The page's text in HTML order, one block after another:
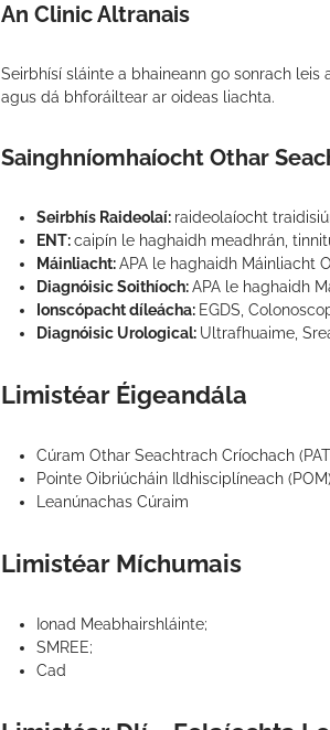
An Clinic Altranais
Seirbhísí sláinte a bhaineann go sonrach
agus dá bhforáiltear ar oideas liachta.
Sainghníomhaíocht Othar
Seirbhís Raideolaí: raideolaíocht
ENT:caipín le haghaidh meadhrán,
Máinliacht:APA le haghaidh Máinliacht
Diagnóisic Soithíoch:APA le haghaidh
Ionscópacht díleácha: EGDS,
Diagnóisic Urological: Ultrafhuaime,
Limistéar Éigeandála
Cúram Othar Seachtrach Críochach
Pointe Oibriúcháin Ildhisciplíneach
Leanúnachas Cúraim
Limistéar Míchumais
Ionad Meabhairshláinte;
SMREE;
Cad